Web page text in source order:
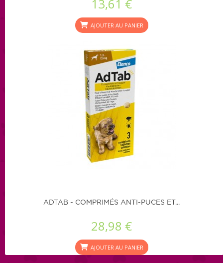
13,61 €
AJOUTER AU PANIER
ADTAB - COMPRIMÉS ANTI-PUCES ET...
28,98 €
AJOUTER AU PANIER